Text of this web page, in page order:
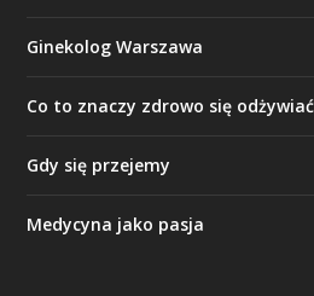
Ginekolog Warszawa
Co to znaczy zdrowo się odżywiać
Gdy się przejemy
Medycyna jako pasja